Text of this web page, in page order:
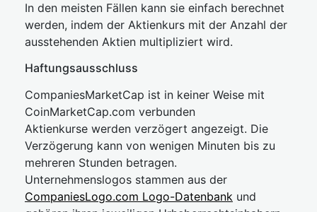
In den meisten Fällen kann sie einfach berechnet
werden, indem der Aktienkurs mit der Anzahl der
ausstehenden Aktien multipliziert wird.
Haftungsausschluss
CompaniesMarketCap ist in keiner Weise mit
CoinMarketCap.com verbunden
Aktienkurse werden verzögert angezeigt. Die
Verzögerung kann von wenigen Minuten bis zu
mehreren Stunden betragen.
Unternehmenslogos stammen aus der
CompaniesLogo.com Logo-Datenbank und